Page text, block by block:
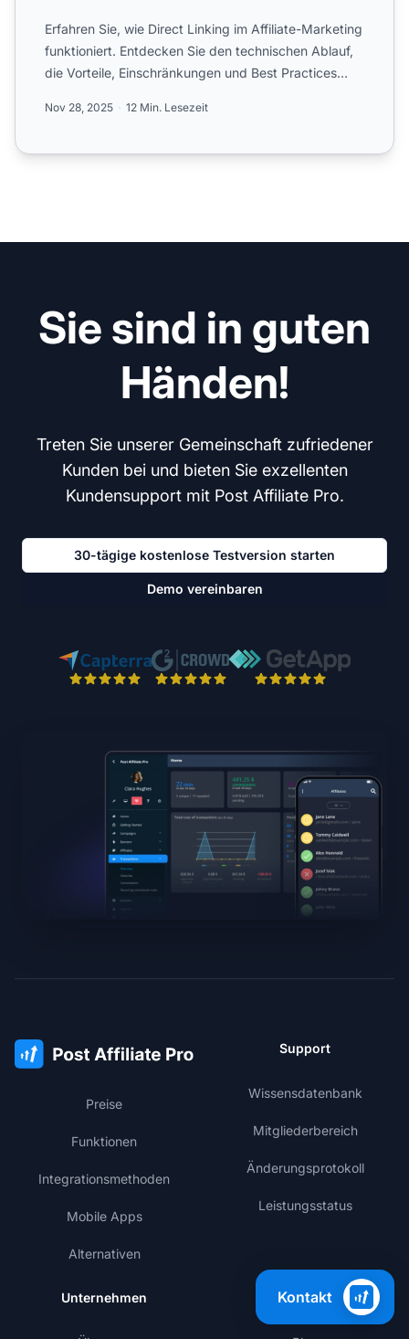
Erfahren Sie, wie Direct Linking im Affiliate-Marketing
funktioniert. Entdecken Sie den technischen Ablauf,
die Vorteile, Einschränkungen und Best Practices
Nov 28, 2025 12 Min. Lesezeit
Sie sind in guten
Händen!
Treten Sie unserer Gemeinschaft zufriedener
Kunden bei und bieten Sie exzellenten
Kundensupport mit Post Affiliate Pro.
30-tägige kostenlose Testversion starten
Demo vereinbaren
Preise
Funktionen
Integrationsmethoden
Mobile Apps
Alternativen
Support
Wissensdatenbank
Mitgliederbereich
Änderungsprotokoll
Leistungsstatus
Unternehmen Lernen
Kontakt